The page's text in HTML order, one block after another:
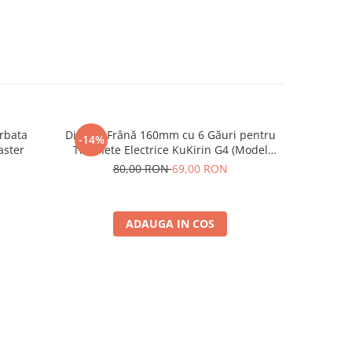
-14%
Disc de Frână 160mm cu 6 Găuri pentru
Trotinete Electrice KuKirin G4 (Model
2025) și KuKirin G2 – Performanță
80,00 RON69,00 RON
ADAUGA IN COS